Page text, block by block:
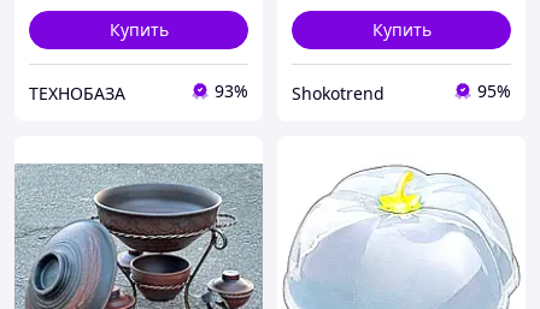
Купить
ТЕХНОБАЗА 93%
Купить
Shokotrend 95%